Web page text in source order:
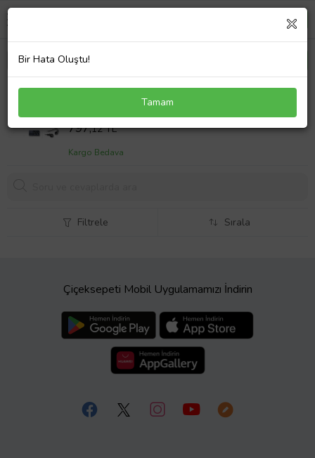
Sony Vaio SVE1513U1R Adaptör Laptop Şarj Aleti
Sepet Fiyatı
797,12 TL
Kargo Bedava
Filtrele Sırala
Çiçeksepeti Mobil Uygulamamızı İndirin
Bir Hata Oluştu!
Tamam